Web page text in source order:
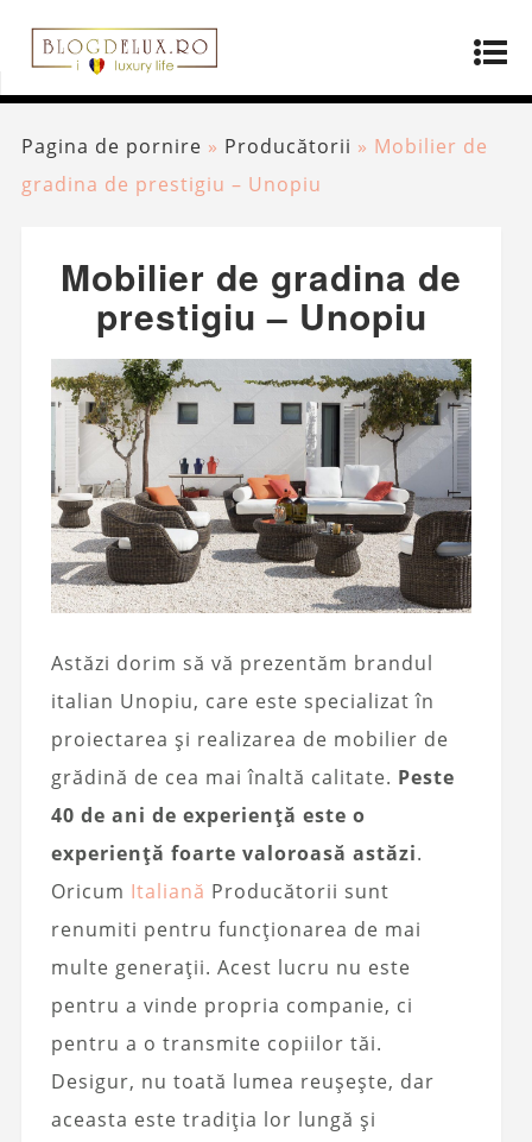
Pagina de pornire » Producătorii » Mobilier de
gradina de prestigiu – Unopiu
Mobilier de gradina de
prestigiu – Unopiu
Astăzi dorim să vă prezentăm brandul
italian Unopiu, care este specializat în
proiectarea și realizarea de mobilier de
grădină de cea mai înaltă calitate. Peste
40 de ani de experiență este o
experiență foarte valoroasă astăzi.
Oricum Italiană Producătorii sunt
renumiti pentru funcționarea de mai
multe generații. Acest lucru nu este
pentru a vinde propria companie, ci
pentru a o transmite copiilor tăi.
Desigur, nu toată lumea reușește, dar
aceasta este tradiția lor lungă și